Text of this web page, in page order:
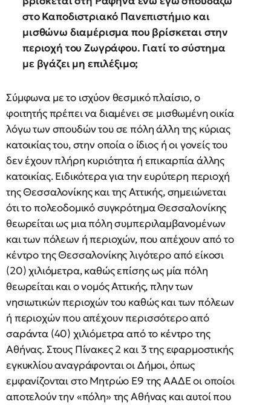
στο Καποδιστριακό Πανεπιστήμιο και
μισθώνω διαμέρισμα που βρίσκεται στην
περιοχή του Ζωγράφου. Γιατί το σύστημα
με βγάζει μη επιλέξιμο;
Σύμφωνα με το ισχύον θεσμικό πλαίσιο, ο
φοιτητής πρέπει να διαμένει σε μισθωμένη οικία
λόγω των σπουδών του σε πόλη άλλη της κύριας
κατοικίας του, στην οποία ο ίδιος ή οι γονείς του
δεν έχουν πλήρη κυριότητα ή επικαρπία άλλης
κατοικίας. Ειδικότερα για την ευρύτερη περιοχή
της Θεσσαλονίκης και της Αττικής, σημειώνεται
ότι το πολεοδομικό συγκρότημα Θεσσαλονίκης
θεωρείται ως μια πόλη συμπεριλαμβανομένων
και των πόλεων ή περιοχών, που απέχουν από το
κέντρο της Θεσσαλονίκης λιγότερο από είκοσι
(20) χιλιόμετρα, καθώς επίσης ως μία πόλη
θεωρείται και ο νομός Αττικής, πλην των
νησιωτικών περιοχών του καθώς και των πόλεων
ή περιοχών που απέχουν περισσότερο από
σαράντα (40) χιλιόμετρα από το κέντρο της
Αθήνας. Στους Πίνακες 2 και 3 της εφαρμοστικής
εγκυκλίου αναγράφονται οι Δήμοι, όπως
εμφανίζονται στο Μητρώο Ε9 της ΑΑΔΕ οι οποίοι
αποτελούν την «πόλη» της Αθήνας και αυτοί που